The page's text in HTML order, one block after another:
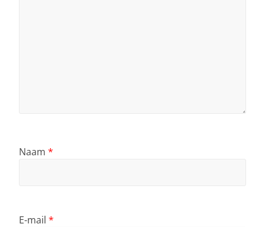
Naam *
E-mail *